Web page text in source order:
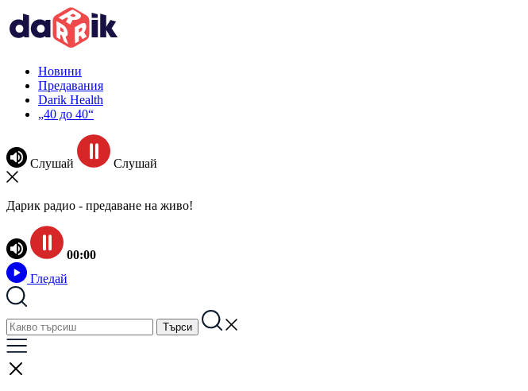
Новини
Предавания
Darik Health
„40 до 40“
Слушай Слушай
Дарик радио - предаване на живо!
00:00
Гледай